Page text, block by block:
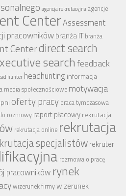
agencja rekrutacyjnaagencje
CenterAssessment
pracownikówbranża IT branża
Centerdirect search
searchfeedback
hunter headhunting informacja
media społecznościowe motywacja
oferty pracy praca tymczasowa
rozmowy raport płacowyrekrutacja
rekrutacja online rekrutacja
specjalistówrekruter
rozmowa o pracę
pracowników rynek
wizerunek firmywizerunek